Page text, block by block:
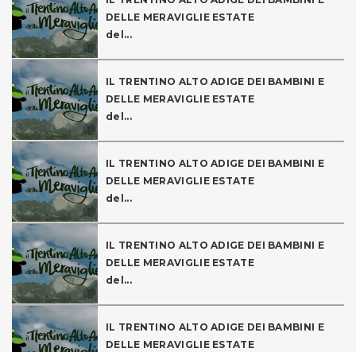
DELLE MERAVIGLIE ESTATE
del...
IL TRENTINO ALTO ADIGE DEI BAMBINI E
DELLE MERAVIGLIE ESTATE
del...
IL TRENTINO ALTO ADIGE DEI BAMBINI E
DELLE MERAVIGLIE ESTATE
del...
IL TRENTINO ALTO ADIGE DEI BAMBINI E
DELLE MERAVIGLIE ESTATE
del...
IL TRENTINO ALTO ADIGE DEI BAMBINI E
DELLE MERAVIGLIE ESTATE